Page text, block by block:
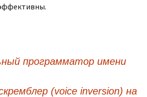
программатор имени
(voice inversion) на